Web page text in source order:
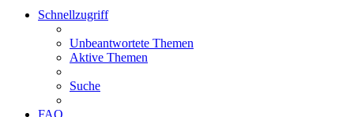
Schnellzugriff
Unbeantwortete Themen
Aktive Themen
Suche